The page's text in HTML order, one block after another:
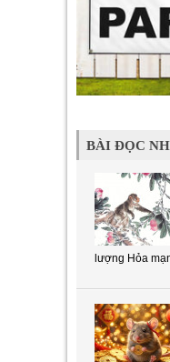
BÀI ĐỌC
lượng Hỏa